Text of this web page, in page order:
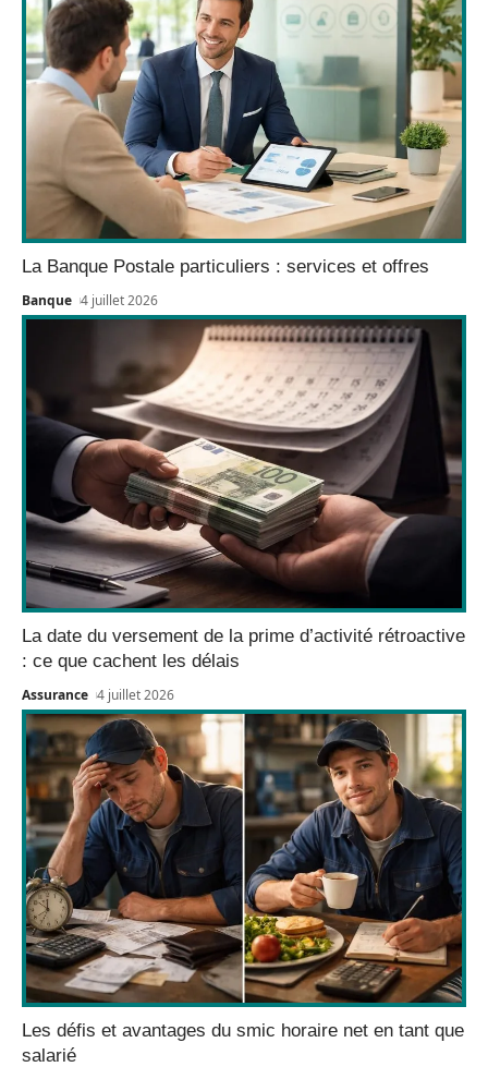
La Banque Postale particuliers : services et offres
Banque 4 juillet 2026
La date du versement de la prime d’activité rétroactive
: ce que cachent les délais
Assurance 4 juillet 2026
Les défis et avantages du smic horaire net en tant que
salarié